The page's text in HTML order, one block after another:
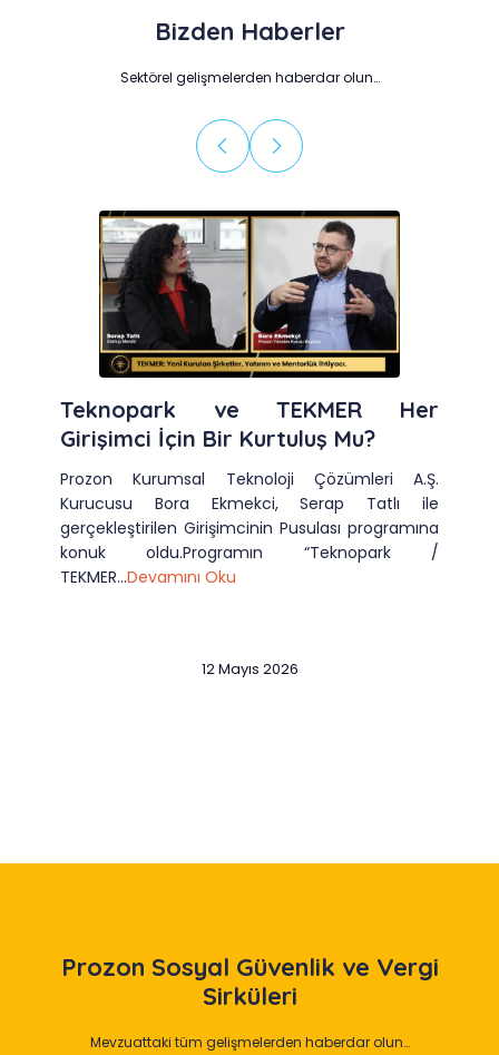
Bizden Haberler
Sektörel gelişmelerden haberdar olun…
Teknopark ve TEKMER Her
Girişimci İçin Bir Kurtuluş Mu?
Prozon Kurumsal Teknoloji Çözümleri A.Ş.
Kurucusu Bora Ekmekci, Serap Tatlı ile
gerçekleştirilen Girişimcinin Pusulası programına
konuk oldu.Programın “Teknopark /
TEKMER...Devamını Oku
12 Mayıs 2026
Prozon Sosyal Güvenlik ve Vergi
Sirküleri
Mevzuattaki tüm gelişmelerden haberdar olun…